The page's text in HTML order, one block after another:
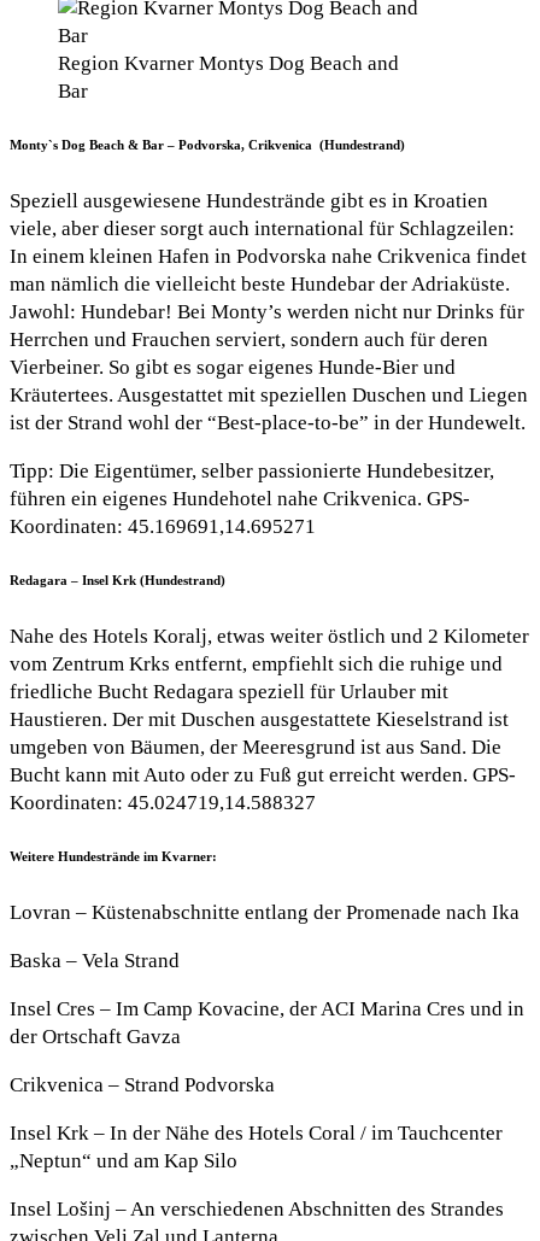
Region Kvarner Montys Dog Beach and
Bar
Monty`s Dog Beach & Bar – Podvorska, Crikvenica (Hundestrand)
Speziell ausgewiesene Hundestrände gibt es in Kroatien
viele, aber dieser sorgt auch international für Schlagzeilen:
In einem kleinen Hafen in Podvorska nahe Crikvenica findet
man nämlich die vielleicht beste Hundebar der Adriaküste.
Jawohl: Hundebar! Bei Monty’s werden nicht nur Drinks für
Herrchen und Frauchen serviert, sondern auch für deren
Vierbeiner. So gibt es sogar eigenes Hunde-Bier und
Kräutertees. Ausgestattet mit speziellen Duschen und Liegen
ist der Strand wohl der “Best-place-to-be” in der Hundewelt.
Tipp: Die Eigentümer, selber passionierte Hundebesitzer,
führen ein eigenes Hundehotel nahe Crikvenica. GPS-
Koordinaten: 45.169691,14.695271
Redagara – Insel Krk (Hundestrand)
Nahe des Hotels Koralj, etwas weiter östlich und 2 Kilometer
vom Zentrum Krks entfernt, empfiehlt sich die ruhige und
friedliche Bucht Redagara speziell für Urlauber mit
Haustieren. Der mit Duschen ausgestattete Kieselstrand ist
umgeben von Bäumen, der Meeresgrund ist aus Sand. Die
Bucht kann mit Auto oder zu Fuß gut erreicht werden. GPS-
Koordinaten: 45.024719,14.588327
Weitere Hundestrände im Kvarner:
Lovran – Küstenabschnitte entlang der Promenade nach Ika
Baska – Vela Strand
Insel Cres – Im Camp Kovacine, der ACI Marina Cres und in
der Ortschaft Gavza
Crikvenica – Strand Podvorska
Insel Krk – In der Nähe des Hotels Coral / im Tauchcenter
„Neptun“ und am Kap Silo
Insel Lošinj – An verschiedenen Abschnitten des Strandes